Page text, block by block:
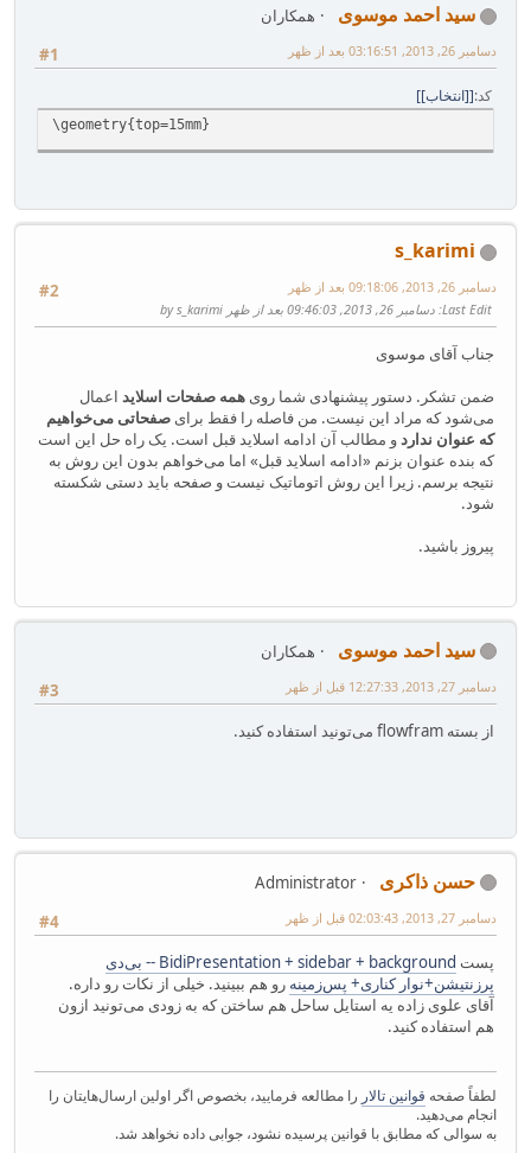
سید احمد موسوی
همکاران
#1
دسامبر 26, 2013, 03:16:51 بعد از ظهر
کد [انتخاب]
\geometry{top=15mm}
s_karimi
#2
دسامبر 26, 2013, 09:18:06 بعد از ظهر
Last Edit: دسامبر 26, 2013, 09:46:03 بعد از ظهر by s_karimi
جناب آقای موسوی
ضمن تشکر. دستور پیشنهادی شما روی همه صفحات اسلاید اعمال
می‌شود که مراد این نیست. من فاصله را فقط برای صفحاتی می‌خواهیم
که عنوان نداردو مطالب آن ادامه اسلاید قبل است. یک راه حل این است
که بنده عنوان بزنم «ادامه اسلاید قبل» اما می‌خواهم بدون این روش به
نتیجه برسم. زیرا این روش اتوماتیک نیست و صفحه باید دستی شکسته
شود.
پیروز باشید.
سید احمد موسوی
همکاران
#3
دسامبر 27, 2013, 12:27:33 قبل از ظهر
از بسته flowfram می‌تونید استفاده کنید.
حسن ذاکری
Administrator
#4
دسامبر 27, 2013, 02:03:43 قبل از ظهر
پست
BidiPresentation + sidebar + background -- بی‌دی
پرزنتیشن+نوار کناری+ پس‌زمینه رو هم ببینید. خیلی از نکات رو داره.
آقای علوی زاده یه استایل ساحل هم ساختن که به زودی می‌تونید ازون
هم استفاده کنید.
لطفاً صفحه قوانین تالار را مطالعه فرمایید، بخصوص اگر اولین ارسال‌هایتان را
انجام می‌دهید.
به سوالی که مطابق با قوانین پرسیده نشود، جوابی داده نخواهد شد.